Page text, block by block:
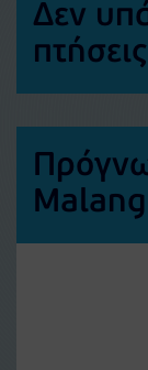
Δεν
πτήσεις
Malang